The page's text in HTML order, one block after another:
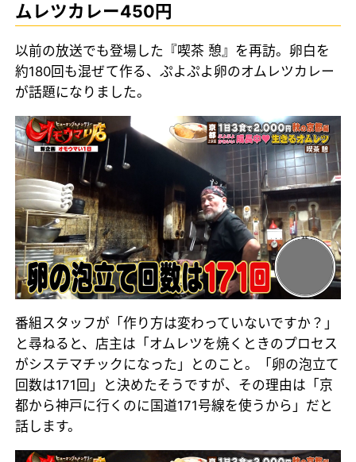
ムレツカレー450円
以前の放送でも登場した『喫茶 憩』を再訪。卵白を
約180回も混ぜて作る、ぷよぷよ卵のオムレツカレー
が話題になりました。
番組スタッフが「作り方は変わっていないですか？」
と尋ねると、店主は「オムレツを焼くときのプロセス
がシステマチックになった」とのこと。「卵の泡立て
回数は171回」と決めたそうですが、その理由は「京
都から神戸に行くのに国道171号線を使うから」だと
話します。